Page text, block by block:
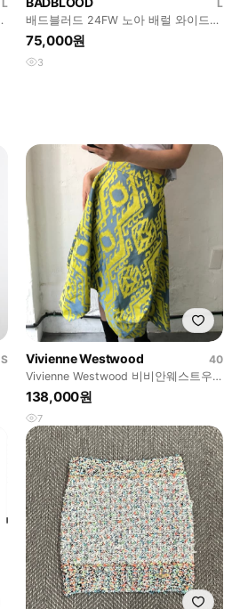
L
L
배드블러드 24FW 노아 배럴 와이드
데님 팬츠 R3232
75,000원
3
S
Vivienne Westwood
40
Vivienne Westwood 비비안웨스트우
드 이카트 패턴 스커트
138,000원
7